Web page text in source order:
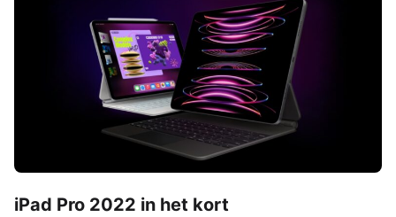
iPad Pro 2022 in het kort